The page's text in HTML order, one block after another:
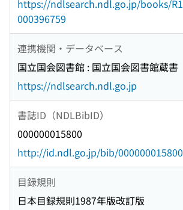
https://ndlsearch.ndl.go.jp/books/
000396759
連携機関・データベース
国立国会図書館 : 国立国会図書館蔵書
https://ndlsearch.ndl.go.jp
書誌ID（NDLBibID）
000000015800
http://id.ndl.go.jp/bib/000000015800
目録規則
日本目録規則1987年版改訂版